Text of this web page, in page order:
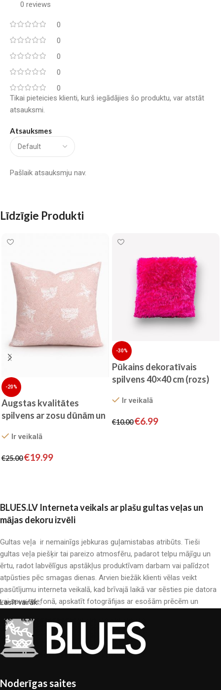
0 reviews
0
0
0
0
0
Atsauksmes
Pašlaik atsauksmju nav.
Tikai pieteicies klienti, kurš iegādājies šo produktu, var atstāt
atsauksmi.
Līdzīgie Produkti
-20%
Augstas kvalitātes
spilvens ar zosu dūnām un
Ir veikalā
€25.00€19.99
-30%
Pūkains dekoratīvais
spilvens 40×40 cm (rozs)
Ir veikalā
€10.00€6.99
BLUES.LV Interneta veikals ar plašu gultas veļas un
mājas dekoru izvēli
Gultas veļa ir nemainīgs jebkuras guļamistabas atribūts. Tieši
gultas veļa piešķir tai pareizo atmosfēru, padarot telpu mājīgu un
ērtu, radot labvēlīgus apstākļus produktīvam darbam vai palīdzot
atpūsties pēc smagas dienas. Arvien biežāk klienti vēlas veikt
pasūtījumu interneta veikalā, kad brīvajā laikā var sēsties pie datora
vai sava telefonā, apskatīt fotogrāfijas ar esošām prēcēm un
veļas katalogs: pieejamas gan kokvilnas, gan kokvilna satīna gultas
veļas.
Gultas veļas ražošana ir moderns mākslas veids
Gultas veļas ražotāji, kā arī citu tekstila preču ražotāji ir pilni ar
Lasīt vairāk...
Noderīgas saites